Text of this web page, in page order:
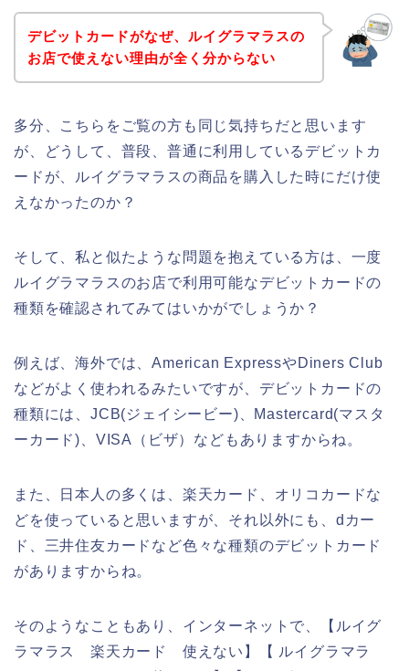
デビットカードがなぜ、ルイグラマラスの
お店で使えない理由が全く分からない
多分、こちらをご覧の方も同じ気持ちだと思います
が、どうして、普段、普通に利用しているデビットカ
ードが、ルイグラマラスの商品を購入した時にだけ使
えなかったのか？
そして、私と似たような問題を抱えている方は、一度
ルイグラマラスのお店で利用可能なデビットカードの
種類を確認されてみてはいかがでしょうか？
例えば、海外では、American ExpressやDiners Club
などがよく使われるみたいですが、デビットカードの
種類には、JCB(ジェイシービー)、Mastercard(マスタ
ーカード)、VISA（ビザ）などもありますからね。
また、日本人の多くは、楽天カード、オリコカードな
どを使っていると思いますが、それ以外にも、dカー
ド、三井住友カードなど色々な種類のデビットカード
がありますからね。
そのようなこともあり、インターネットで、【ルイグ
ラマラス 楽天カード 使えない】【 ルイグラマラ